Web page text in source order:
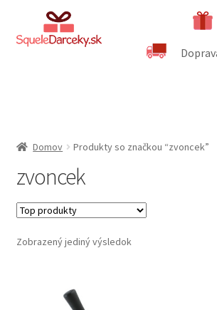
Preskočiť
na
Preskočiť
na
Dôležité informácie
Obchodné podmienky
Kontakt
Domov Produkty so značkou “zvoncek”
zvoncek
Zobrazený jediný výsledok